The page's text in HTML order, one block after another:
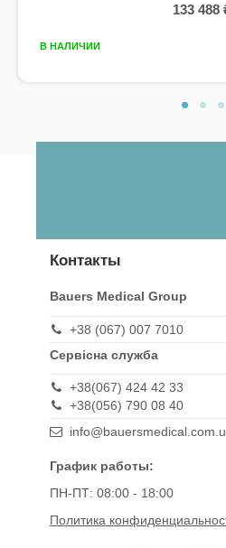
133 488
В НАЛИЧИИ
Контакты
Bauers Medical Group
+38 (067) 007 7010
Сервісна служба
+38(067) 424 42 33
+38(056) 790 08 40
График работы:
ПН-ПТ: 08:00 - 18:00
Политика